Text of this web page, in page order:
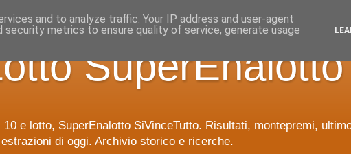
SuperEnalotto
e lotto, SuperEnalotto SiVinceTutto. Risultati, montepremi,
di oggi. Archivio storico e ricerche.
and to analyze traffic. Your IP address and user-agent
security metrics to ensure quality of service, generate usage